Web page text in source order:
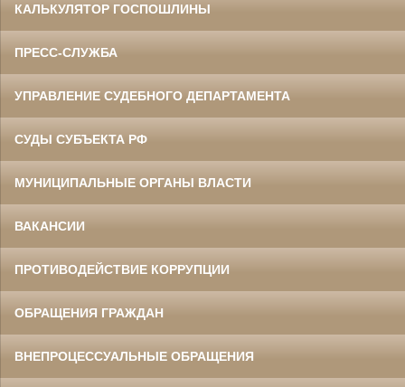
КАЛЬКУЛЯТОР ГОСПОШЛИНЫ
ПРЕСС-СЛУЖБА
УПРАВЛЕНИЕ СУДЕБНОГО ДЕПАРТАМЕНТА
СУДЫ СУБЪЕКТА РФ
МУНИЦИПАЛЬНЫЕ ОРГАНЫ ВЛАСТИ
ВАКАНСИИ
ПРОТИВОДЕЙСТВИЕ КОРРУПЦИИ
ОБРАЩЕНИЯ ГРАЖДАН
ВНЕПРОЦЕССУАЛЬНЫЕ ОБРАЩЕНИЯ